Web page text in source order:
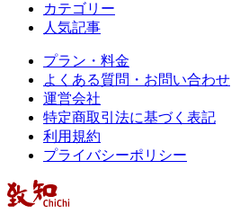
カテゴリー
人気記事
プラン・料金
よくある質問・お問い合わせ
運営会社
特定商取引法に基づく表記
利用規約
プライバシーポリシー